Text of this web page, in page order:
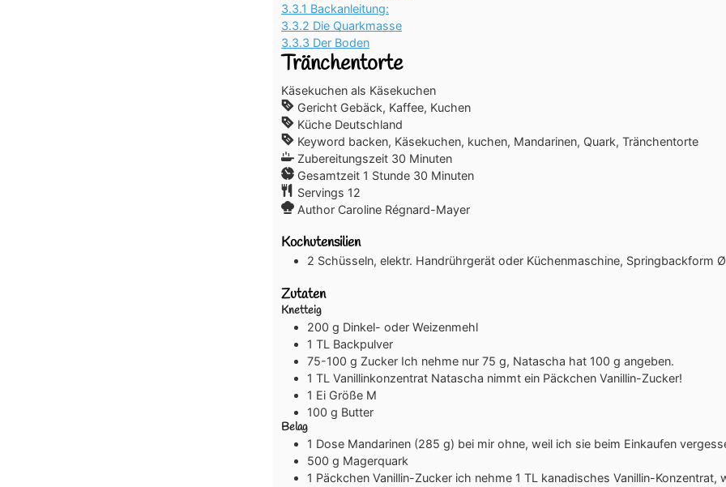
3.3.1 Backanleitung:
3.3.2 Die Quarkmasse
3.3.3 Der Boden
Tränchentorte
Käsekuchen als Käsekuchen
Gericht Gebäck, Kaffee, Kuchen
Küche Deutschland
Keyword backen, Käsekuchen, kuchen, Mandarinen, Quark, Tränchentorte
Zubereitungszeit 30 Minuten
Minuten
Gesamtzeit 1 Stunde
Stunde 30 Minuten
Minuten
Servings 12
Author Caroline Régnard-Mayer
Kochutensilien
2 Schüsseln, elektr. Handrührgerät oder Küchenmaschine, Springbackform
Zutaten
Knetteig
200 g Dinkel- oder Weizenmehl
1 TL Backpulver
75-100 g Zucker Ich nehme nur 75 g, Natascha hat 100 g angeben.
1 TL Vanillinkonzentrat Natascha nimmt ein Päckchen Vanillin-Zucker!
1 Ei Größe M
100 g Butter
Belag
1 Dose Mandarinen (285 g) bei mir ohne, weil ich sie beim Einkaufen
500 g Magerquark
1 Päckchen Vanillin-Zucker ich nehme 1 TL kanadisches Vanillin-Konzentrat,